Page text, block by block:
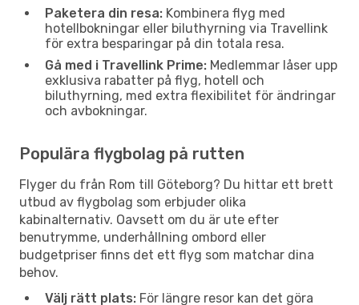
Paketera din resa: Kombinera flyg med
hotellbokningar eller biluthyrning via Travellink
för extra besparingar på din totala resa.
Gå med i Travellink Prime: Medlemmar låser upp
exklusiva rabatter på flyg, hotell och
biluthyrning, med extra flexibilitet för ändringar
och avbokningar.
Populära flygbolag på rutten
Flyger du från Rom till Göteborg? Du hittar ett brett
utbud av flygbolag som erbjuder olika
kabinalternativ. Oavsett om du är ute efter
benutrymme, underhållning ombord eller
budgetpriser finns det ett flyg som matchar dina
behov.
Välj rätt plats: För längre resor kan det göra